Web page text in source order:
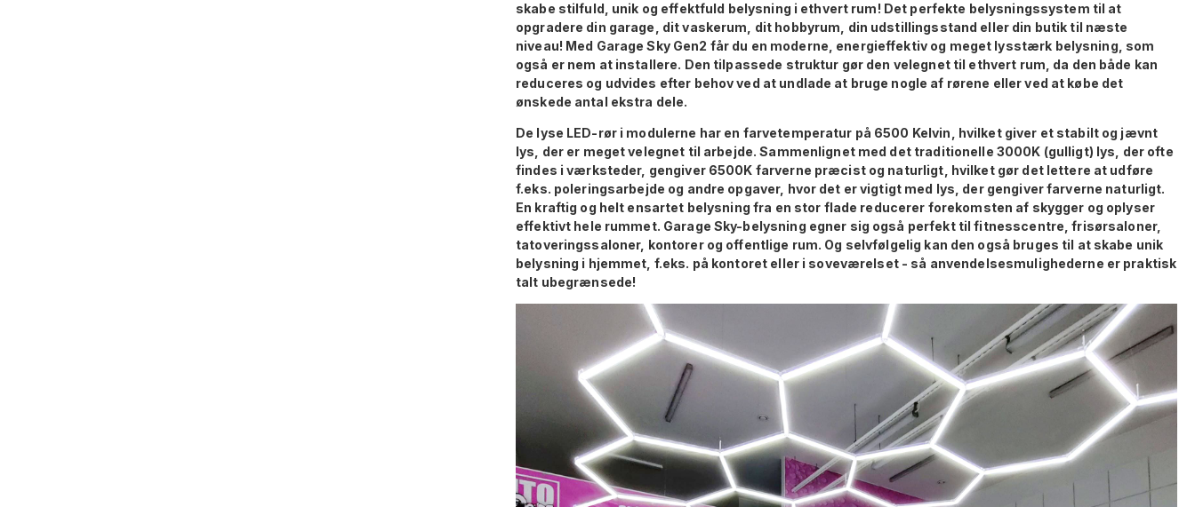
skabe stilfuld, unik og effektfuld belysning i ethvert rum! Det perfekte belysningssystem til at
opgradere din garage, dit vaskerum, dit hobbyrum, din udstillingsstand eller din butik til næste
niveau! Med Garage Sky Gen2 får du en moderne, energieffektiv og meget lysstærk belysning, som
også er nem at installere. Den tilpassede struktur gør den velegnet til ethvert rum, da den både kan
reduceres og udvides efter behov ved at undlade at bruge nogle af rørene eller ved at købe det
ønskede antal ekstra dele.
De lyse LED-rør i modulerne har en farvetemperatur på 6500 Kelvin, hvilket giver et stabilt og jævnt
lys, der er meget velegnet til arbejde. Sammenlignet med det traditionelle 3000K (gulligt) lys, der ofte
findes i værksteder, gengiver 6500K farverne præcist og naturligt, hvilket gør det lettere at udføre
f.eks. poleringsarbejde og andre opgaver, hvor det er vigtigt med lys, der gengiver farverne naturligt.
En kraftig og helt ensartet belysning fra en stor flade reducerer forekomsten af skygger og oplyser
effektivt hele rummet. Garage Sky-belysning egner sig også perfekt til fitnesscentre, frisørsaloner,
tatoveringssaloner, kontorer og offentlige rum. Og selvfølgelig kan den også bruges til at skabe unik
belysning i hjemmet, f.eks. på kontoret eller i soveværelset - så anvendelsesmulighederne er praktisk
talt ubegrænsede!